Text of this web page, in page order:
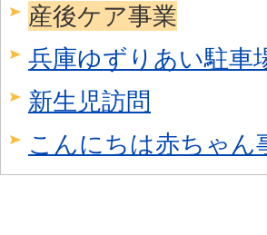
産後ケア事業
兵庫ゆずりあい駐車
新生児訪問
こんにちは赤ちゃん